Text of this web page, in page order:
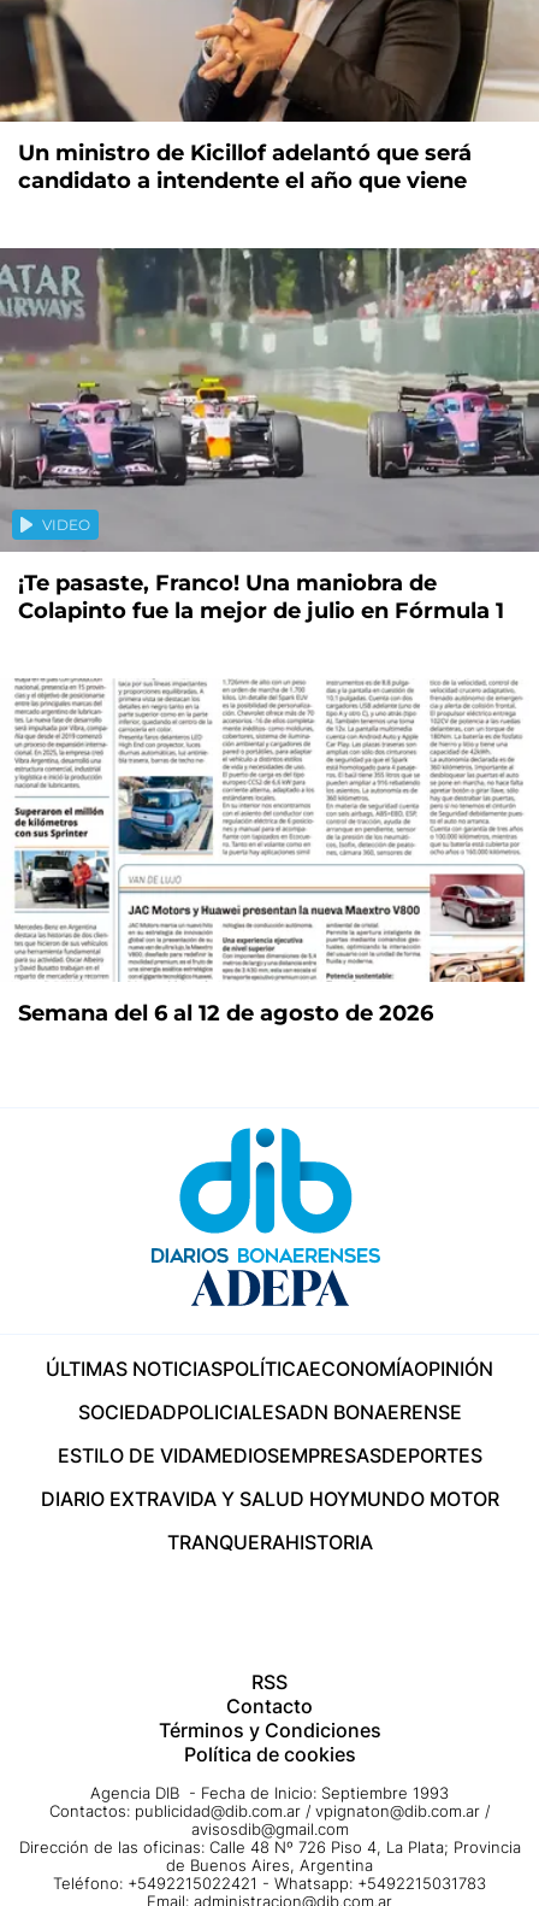
Un ministro de Kicillof adelantó que será
candidato a intendente el año que viene
VIDEO
¡Te pasaste, Franco! Una maniobra de
Colapinto fue la mejor de julio en Fórmula 1
Semana del 6 al 12 de agosto de 2026
ÚLTIMAS NOTICIASPOLÍTICAECONOMÍAOPINIÓN
SOCIEDADPOLICIALESADN BONAERENSE
ESTILO DE VIDAMEDIOSEMPRESASDEPORTES
DIARIO EXTRAVIDA Y SALUD HOYMUNDO MOTOR
TRANQUERAHISTORIA
RSS
Contacto
Términos y Condiciones
Política de cookies
Agencia DIB - Fecha de Inicio: Septiembre 1993
Contactos: publicidad@dib.com.ar / vpignaton@dib.com.ar /
avisosdib@gmail.com
Dirección de las oficinas: Calle 48 Nº 726 Piso 4, La Plata; Provincia
de Buenos Aires, Argentina
Teléfono: +5492215022421 - Whatsapp: +5492215031783
Email: administracion@dib.com.ar